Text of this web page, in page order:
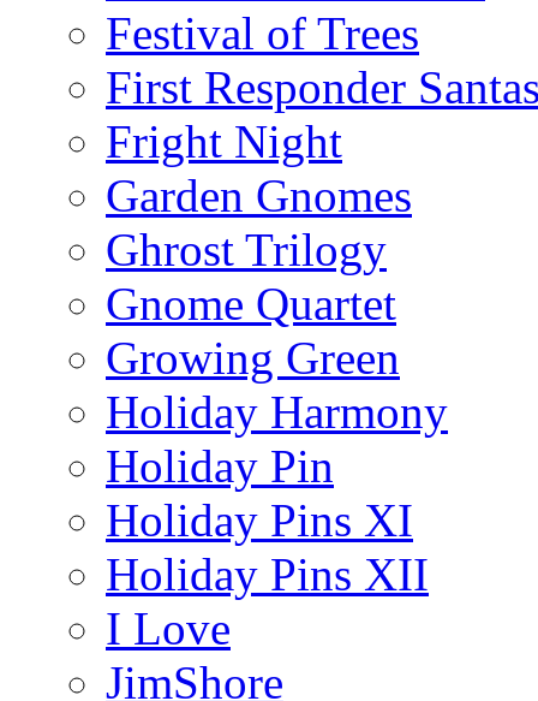
Festival of Trees
First Responder
Fright Night
Garden Gnomes
Ghrost Trilogy
Gnome Quartet
Growing Green
Holiday Harmony
Holiday Pin
Holiday Pins XI
Holiday Pins XII
I Love
JimShore